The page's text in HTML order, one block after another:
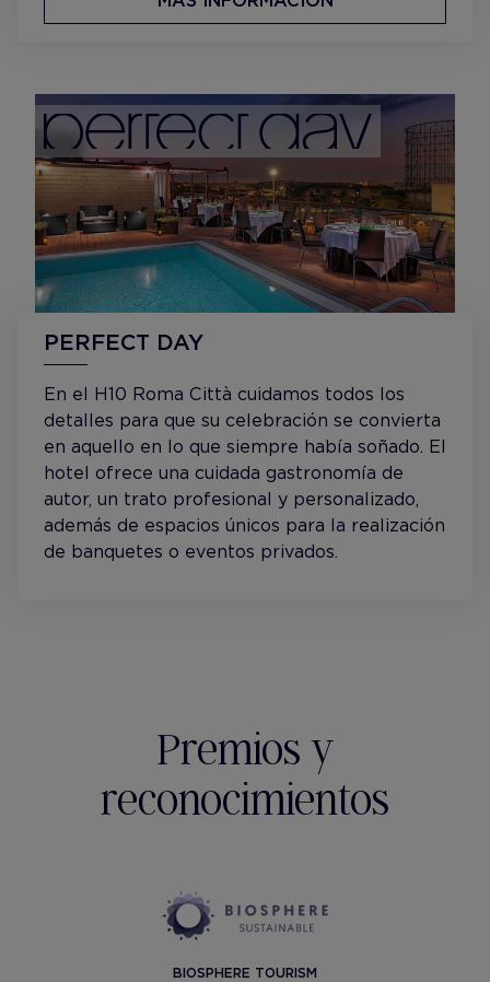
PERFECT DAY
En el H10 Roma Città cuidamos todos los
detalles para que su celebración se convierta
en aquello en lo que siempre había soñado. El
hotel ofrece una cuidada gastronomía de
autor, un trato profesional y personalizado,
además de espacios únicos para la realización
de banquetes o eventos privados.
Premios y
reconocimientos
BIOSPHERE TOURISM